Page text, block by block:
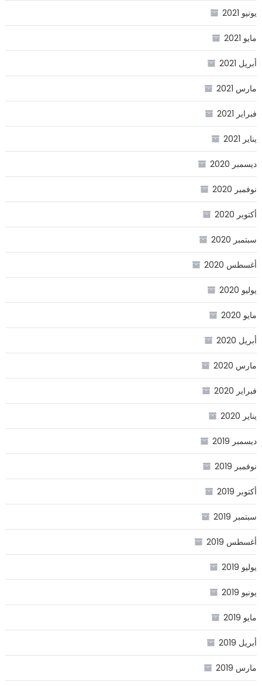
يونيو 2021
مايو 2021
أبريل 2021
مارس 2021
فبراير 2021
يناير 2021
ديسمبر 2020
نوفمبر 2020
أكتوبر 2020
سبتمبر 2020
أغسطس 2020
يوليو 2020
مايو 2020
أبريل 2020
مارس 2020
فبراير 2020
يناير 2020
ديسمبر 2019
نوفمبر 2019
أكتوبر 2019
سبتمبر 2019
أغسطس 2019
يوليو 2019
يونيو 2019
مايو 2019
أبريل 2019
مارس 2019